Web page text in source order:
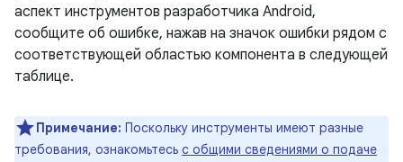
аспект инструментов разработчика Android,
сообщите об ошибке, нажав на значок ошибки рядом с
соответствующей областью компонента в следующей
таблице.
Примечание: Поскольку инструменты имеют разные
требования, ознакомьтесь с общими сведениями о подаче